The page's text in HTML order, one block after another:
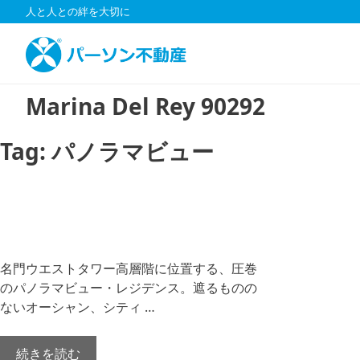
ン
キ
ッ
人と人との絆を大切に
Marina Del Rey 90292
Tag:パノラマビュー
名門ウエストタワー高層階に位置する、圧巻
のパノラマビュー・レジデンス。遮るものの
ないオーシャン、シティ …
続きを読む